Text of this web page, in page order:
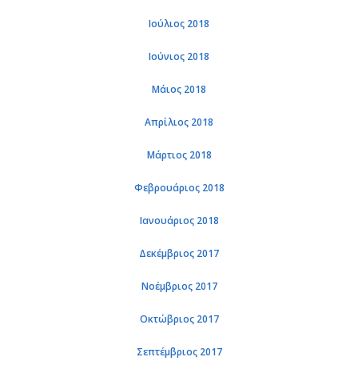
Ιούλιος 2018
Ιούνιος 2018
Μάιος 2018
Απρίλιος 2018
Μάρτιος 2018
Φεβρουάριος 2018
Ιανουάριος 2018
Δεκέμβριος 2017
Νοέμβριος 2017
Οκτώβριος 2017
Σεπτέμβριος 2017